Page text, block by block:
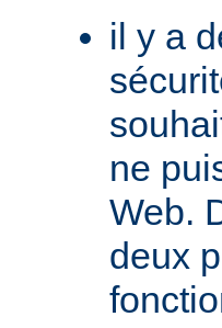
il y a
ne
Web.
deux